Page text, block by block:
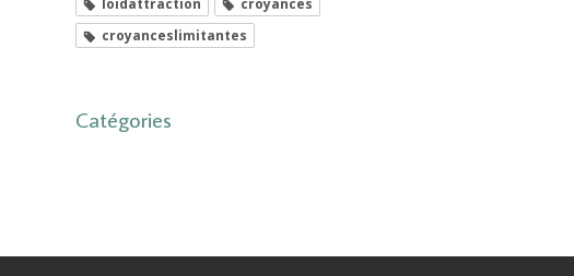
croyanceslimitantes
Catégories